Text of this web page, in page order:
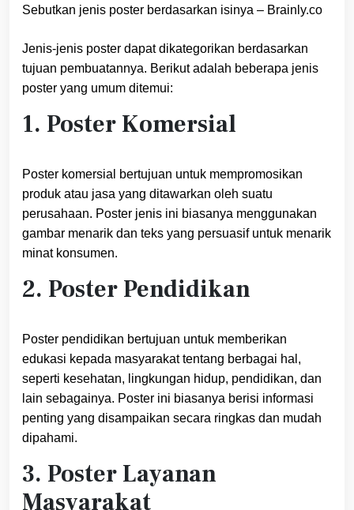
Sebutkan jenis poster berdasarkan isinya – Brainly.co
Jenis-jenis poster dapat dikategorikan berdasarkan
tujuan pembuatannya. Berikut adalah beberapa jenis
poster yang umum ditemui:
1. Poster Komersial
Poster komersial bertujuan untuk mempromosikan
produk atau jasa yang ditawarkan oleh suatu
perusahaan. Poster jenis ini biasanya menggunakan
gambar menarik dan teks yang persuasif untuk menarik
minat konsumen.
2. Poster Pendidikan
Poster pendidikan bertujuan untuk memberikan
edukasi kepada masyarakat tentang berbagai hal,
seperti kesehatan, lingkungan hidup, pendidikan, dan
lain sebagainya. Poster ini biasanya berisi informasi
penting yang disampaikan secara ringkas dan mudah
dipahami.
3. Poster Layanan
Masyarakat